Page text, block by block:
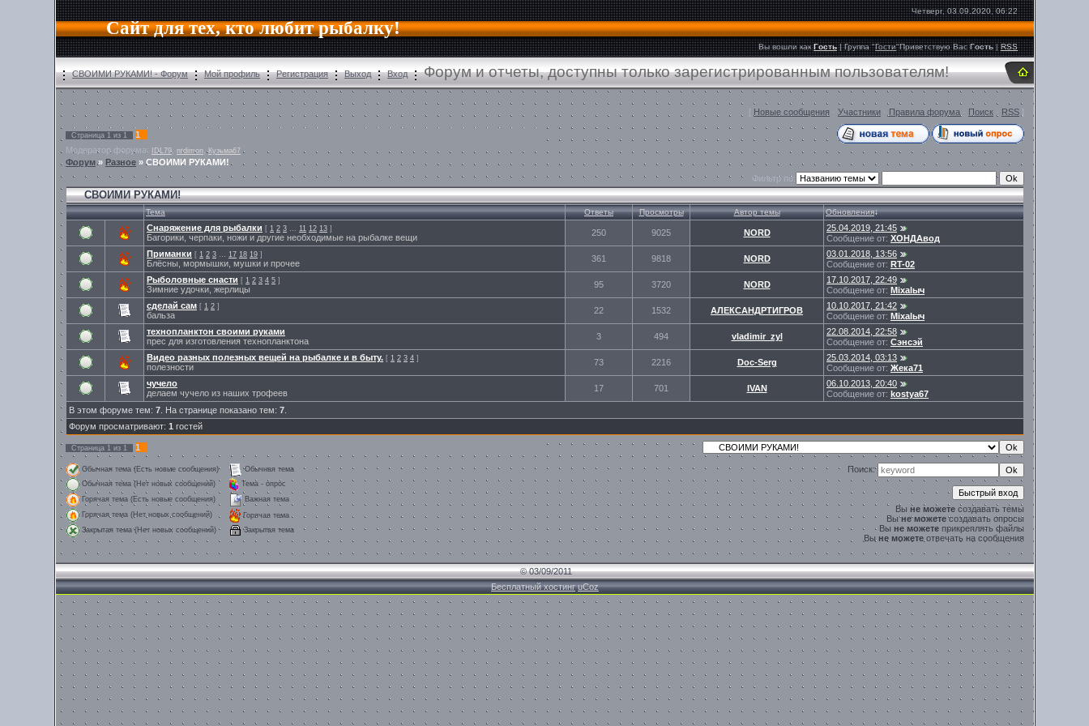
Сайт для тех, кто любит рыбалку!
Четверг, 03.09.2020, 06:22
Вы вошли как Гость|Группа"Гости"Приветствую Вас Гость |RSS
СВОИМИ РУКАМИ! - Форум Мой профиль Регистрация Выход Вход Форум и отчеты, доступны только зарегистрированным пользователям!
[ Новые сообщения Участники Правила форума Поиск RSS ]
Страница 1 из 1
1
Модератор форума:
IDL79 ntdimon , Кузьма67
Форум» Разное » СВОИМИ РУКАМИ!
Фильтр по:
СВОИМИ РУКАМИ!
Тема Ответы Просмотры Автор темы Обновления↓
Снаряжение для рыбалки [ 1 2 3 … 11 12 13 ]
Багорики, черпаки, ножи и другие необходимые на рыбалке вещи 250 9025 NORD
25.04.2019, 21:45
Сообщение от: ХОНДАвод
Приманки [ 1 2 3 … 17 18 19 ]
Блёсны, мормышки, мушки и прочее 361 9818 NORD
03.01.2018, 13:56
Сообщение от: RT-02
Рыболовные снасти [ 1 2 3 4 5 ]
Зимние удочки, жерлицы 95 3720 NORD
17.10.2017, 22:49
Сообщение от: Miхalыч
сделай сам [ 1 2 ]
бальза 22 1532 АЛЕКСАНДРТИГРОВ
10.10.2017, 21:42
Сообщение от: Miхalыч
технопланктон своими руками
прес для изготовления технопланктона
3 494 vladimir_zyl
22.08.2014, 22:58
Сообщение от: Сэнсэй
Видео разных полезных вещей на рыбалке и в быту. [ 1 2 3 4 ]
полезности 73 2216 Doc-Serg
25.03.2014, 03:13
Сообщение от: Жека71
чучело
делаем чучело из наших трофеев
17 701 IVAN
06.10.2013, 20:40
Сообщение от: kostya67
В этом форуме тем: 7 . На странице показано тем: 7
Форум просматривают: 1 гостей
Страница 1 из 1 1
Обычная тема (Есть новые сообщения)
Обычная тема
Обычная тема (Нет новых сообщений)
Тема - опрос
Горячая тема (Есть новые сообщения)
Важная тема
Горячая тема (Нет новых сообщений)
Горячая тема
Закрытая тема (Нет новых сообщений)
Закрытая тема
Поиск:
Вы не можете создавать темы
Выне можетесоздавать опросы
Вы не можете прикреплять файлы
Вы не можете отвечать на сообщения
© 03/09/2011
Бесплатный хостинг uCoz